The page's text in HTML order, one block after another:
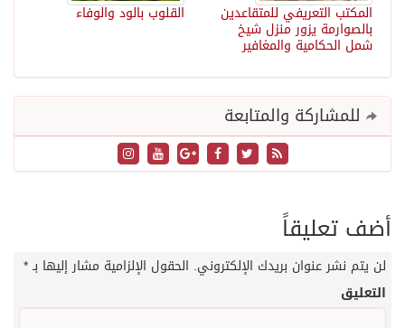
القلوب بالود والوفاء المكتب التعريفي للمتقاعدين
بالصوارمة يزور منزل شيخ
شمل الحكامية والمغافير
للمشاركة والمتابعة
أضف تعليقاً
لن يتم نشر عنوان بريدك الإلكتروني. الحقول الإلزامية مشار إليها بـ*
التعليق